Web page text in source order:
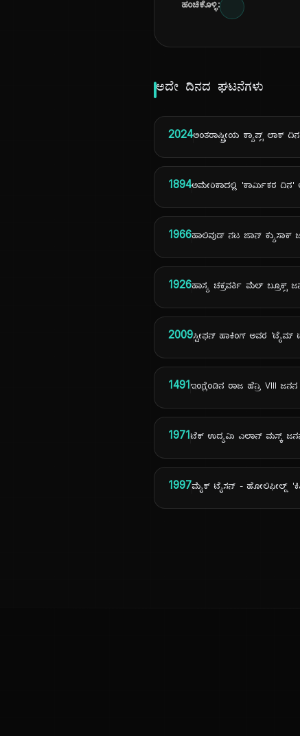
ಹಂಚಿಕೊಳ್ಳಿ:
ಅದೇ ದಿನದ ಘಟನೆಗಳು
2024ಅಂತರಾಷ್ಟ್ರೀಯ ಕ್ಯಾಪ್ಸ್ ಲಾಕ್ ದಿನ
1894ಅಮೇರಿಕಾದಲ್ಲಿ 'ಕಾರ್ಮಿಕರ ದಿನ'
1966ಹಾಲಿವುಡ್ ನಟ ಜಾನ್ ಕ್ಯುಸಾಕ್
1926ಹಾಸ್ಯ ಚಕ್ರವರ್ತಿ ಮೆಲ್ ಬ್ರೂಕ್ಸ್
2009ಸ್ಟೀಫನ್ ಹಾಕಿಂಗ್ ಅವರ 'ಟೈಮ್
1491ಇಂಗ್ಲೆಂಡಿನ ರಾಜ ಹೆನ್ರಿ VIII ಜನನ
1971ಟೆಕ್ ಉದ್ಯಮಿ ಎಲಾನ್ ಮಸ್ಕ್
1997ಮೈಕ್ ಟೈಸನ್ - ಹೋಲಿಫೀಲ್ಡ್